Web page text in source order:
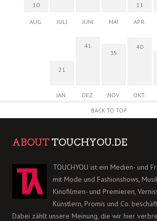
10
AUG. JULI JUNI MAI
11
APR.
21
JAN.
41
DEZ.
35
NOV.
40
OKT.
BACK TO TOP
ABOUT TOUCHYOU.DE
TOUCHYOU ist ein Medien- und
mit Mode und Fashionshows,
Kinofilmen- und Premieren,
Künstlern, Promis und Co.
Dabei zählt unsere Meinung, die wir hier